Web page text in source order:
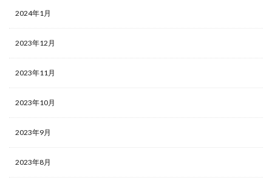
2024年1月
2023年12月
2023年11月
2023年10月
2023年9月
2023年8月